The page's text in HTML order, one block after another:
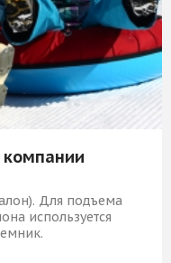
Для подъема
используется